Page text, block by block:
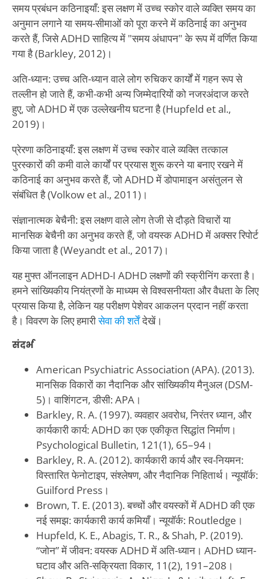
समय प्रबंधन कठिनाइयाँ: इस लक्षण में उच्च स्कोर वाले व्यक्ति समय का
अनुमान लगाने या समय-सीमाओं को पूरा करने में कठिनाई का अनुभव
करते हैं, जिसे ADHD साहित्य में "समय अंधापन" के रूप में वर्णित किया
गया है (Barkley, 2012)।
अति-ध्यान: उच्च अति-ध्यान वाले लोग रुचिकर कार्यों में गहन रूप से
तल्लीन हो जाते हैं, कभी-कभी अन्य जिम्मेदारियों को नजरअंदाज करते
हुए, जो ADHD में एक उल्लेखनीय घटना है (Hupfeld et al.,
2019)।
प्रेरणा कठिनाइयाँ: इस लक्षण में उच्च स्कोर वाले व्यक्ति तत्काल
पुरस्कारों की कमी वाले कार्यों पर प्रयास शुरू करने या बनाए रखने में
कठिनाई का अनुभव करते हैं, जो ADHD में डोपामाइन असंतुलन से
संबंधित है (Volkow et al., 2011)।
संज्ञानात्मक बेचैनी: इस लक्षण वाले लोग तेजी से दौड़ते विचारों या
मानसिक बेचैनी का अनुभव करते हैं, जो वयस्क ADHD में अक्सर रिपोर्ट
किया जाता है (Weyandt et al., 2017)।
यह मुफ्त ऑनलाइन ADHD-I ADHD लक्षणों की स्क्रीनिंग करता है।
हमने सांख्यिकीय नियंत्रणों के माध्यम से विश्वसनीयता और वैधता के लिए
प्रयास किया है, लेकिन यह परीक्षण पेशेवर आकलन प्रदान नहीं करता
है। विवरण के लिए हमारीसेवा की शर्तेंदेखें।
संदर्भ
American Psychiatric Association (APA). (2013).
मानसिक विकारों का नैदानिक और सांख्यिकीय मैनुअल (DSM-
5)। वाशिंगटन, डीसी: APA।
Barkley, R. A. (1997). व्यवहार अवरोध, निरंतर ध्यान, और
कार्यकारी कार्य: ADHD का एक एकीकृत सिद्धांत निर्माण।
Psychological Bulletin, 121(1), 65–94।
Barkley, R. A. (2012). कार्यकारी कार्य और स्व-नियमन:
विस्तारित फेनोटाइप, संश्लेषण, और नैदानिक निहितार्थ। न्यूयॉर्क:
Guilford Press।
Brown, T. E. (2013). बच्चों और वयस्कों में ADHD की एक
नई समझ: कार्यकारी कार्य कमियाँ। न्यूयॉर्क: Routledge।
Hupfeld, K. E., Abagis, T. R., & Shah, P. (2019).
“जोन” में जीवन: वयस्क ADHD में अति-ध्यान। ADHD ध्यान-
घटाव और अति-सक्रियता विकार, 11(2), 191–208।